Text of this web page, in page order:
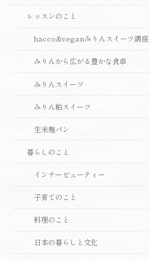
レッスンのこと
hacco&veganみりんスイーツ講座
みりんから広がる豊かな食卓
みりんスイーツ
みりん粕スイーツ
生米麹パン
暮らしのこと
インナービューティー
子育てのこと
料理のこと
日本の暮らしと文化